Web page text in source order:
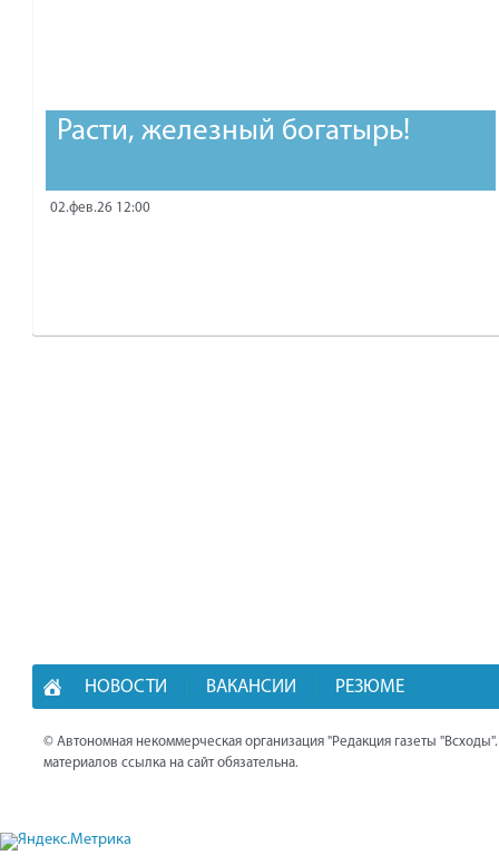
Расти, железный богатырь!
02.фев.26 12:00
НОВОСТИ ВАКАНСИИ РЕЗЮМЕ
© Автономная некоммерческая организация "Редакция газеты
материалов ссылка на сайт обязательна.